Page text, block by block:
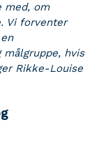
med, om
Vi forventer
hvis
Rikke-Louise